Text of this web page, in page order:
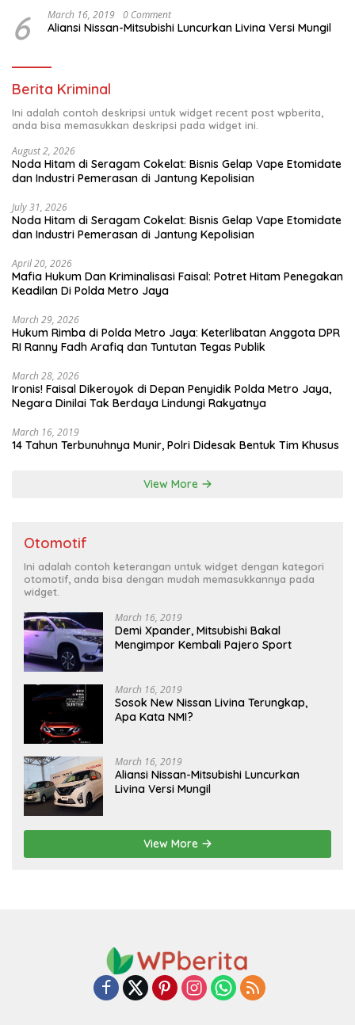
6 March 16, 2019 0 Comment
Aliansi Nissan-Mitsubishi Luncurkan Livina Versi Mungil
Berita Kriminal
Ini adalah contoh deskripsi untuk widget recent post wpberita,
anda bisa memasukkan deskripsi pada widget ini.
August 2, 2026
Noda Hitam di Seragam Cokelat: Bisnis Gelap Vape Etomidate
dan Industri Pemerasan di Jantung Kepolisian
July 31, 2026
Noda Hitam di Seragam Cokelat: Bisnis Gelap Vape Etomidate
dan Industri Pemerasan di Jantung Kepolisian
April 20, 2026
Mafia Hukum Dan Kriminalisasi Faisal: Potret Hitam Penegakan
Keadilan Di Polda Metro Jaya
March 29, 2026
Hukum Rimba di Polda Metro Jaya: Keterlibatan Anggota DPR
RI Ranny Fadh Arafiq dan Tuntutan Tegas Publik
March 28, 2026
Ironis! Faisal Dikeroyok di Depan Penyidik Polda Metro Jaya,
Negara Dinilai Tak Berdaya Lindungi Rakyatnya
March 16, 2019
14 Tahun Terbunuhnya Munir, Polri Didesak Bentuk Tim Khusus
View More
Otomotif
Ini adalah contoh keterangan untuk widget dengan kategori
otomotif, anda bisa dengan mudah memasukkannya pada
widget.
March 16, 2019
Demi Xpander, Mitsubishi Bakal
Mengimpor Kembali Pajero Sport
March 16, 2019
Sosok New Nissan Livina Terungkap,
Apa Kata NMI?
March 16, 2019
Aliansi Nissan-Mitsubishi Luncurkan
Livina Versi Mungil
View More